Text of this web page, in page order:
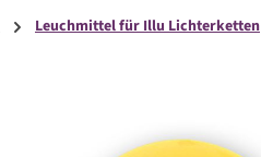
Leuchmittel für Illu Lichterketten